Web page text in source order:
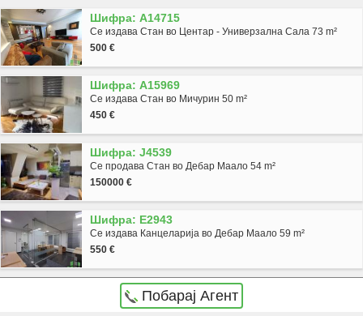
Шифра: A14715
Се издава Стан во Центар - Универзална Сала 73 m²
500 €
Шифра: A15969
Се издава Стан во Мичурин 50 m²
450 €
Шифра: J4539
Се продава Стан во Дебар Маало 54 m²
150000 €
Шифра: E2943
Се издава Канцеларија во Дебар Маало 59 m²
550 €
Побарај Агент